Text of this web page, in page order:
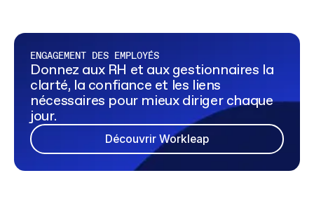
ENGAGEMENT DES EMPLOYÉS
Donnez aux RH et aux gestionnaires la
clarté, la confiance et les liens
nécessaires pour mieux diriger chaque
jour.
Découvrir Workleap